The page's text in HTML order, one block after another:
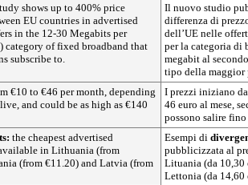
shows up to 400% price
EU countries in advertised
in the 12-30 Megabits per
category of fixed broadband that
subscribe to.
Il nuovo studio
differenza di
dell’UE nelle
per la categoria di
megabit al
tipo della maggior
€10 to €46 per month, depending
and could be as high as €140
I prezzi iniziano
46 euro al mese,
possono salire fino
the cheapest advertised
in Lithuania (from
(from €11.20) and Latvia (from
Esempi di
pubblicizzata al
Lituania (da 10,30
Lettonia (da 14,60